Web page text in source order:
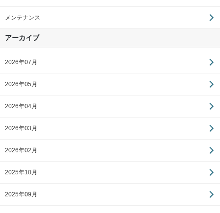
メンテナンス
アーカイブ
2026年07月
2026年05月
2026年04月
2026年03月
2026年02月
2025年10月
2025年09月